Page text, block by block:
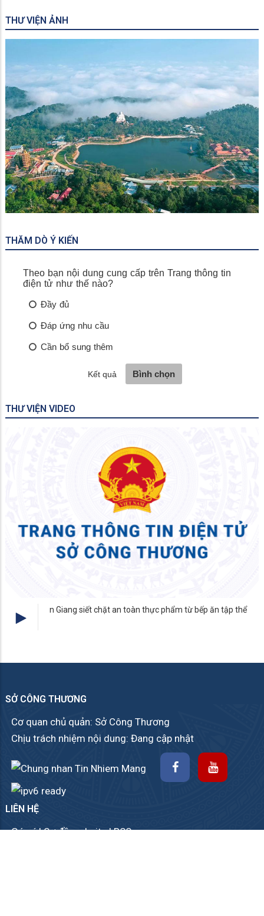
THƯ VIỆN ẢNH
Rừng Tràm Trà Sư
THĂM DÒ Ý KIẾN
THƯ VIỆN VIDEO
từ bếp ăn tập thể
An Giang - không gian logistic mới
Cửu long
SỞ CÔNG THƯƠNG
Cơ quan chủ quản: Sở Công Thương
Chịu trách nhiệm nội dung: Đang cập nhật
LIÊN HỆ
Góp ý|Sơ đồ website|RSS